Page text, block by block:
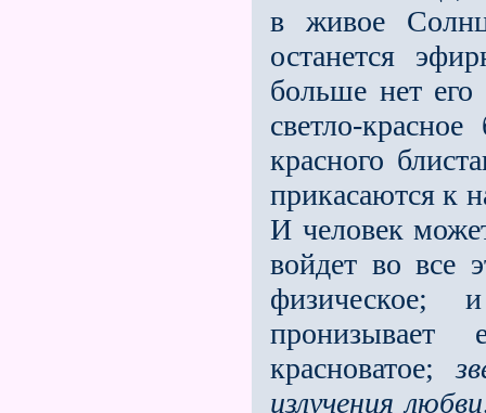
в живое
останется
больше нет его
светло-
красного
прикасаются к
И человек
войдет во все
физическое;
красноватое;
излучения любви